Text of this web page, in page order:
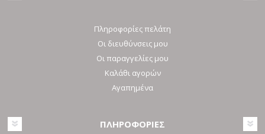
Πληροφορίες πελάτη
Οι διευθύνσεις μου
Οι παραγγελίες μου
Καλάθι αγορών
Αγαπημένα
ΠΛΗΡΟΦΟΡΙΕΣ